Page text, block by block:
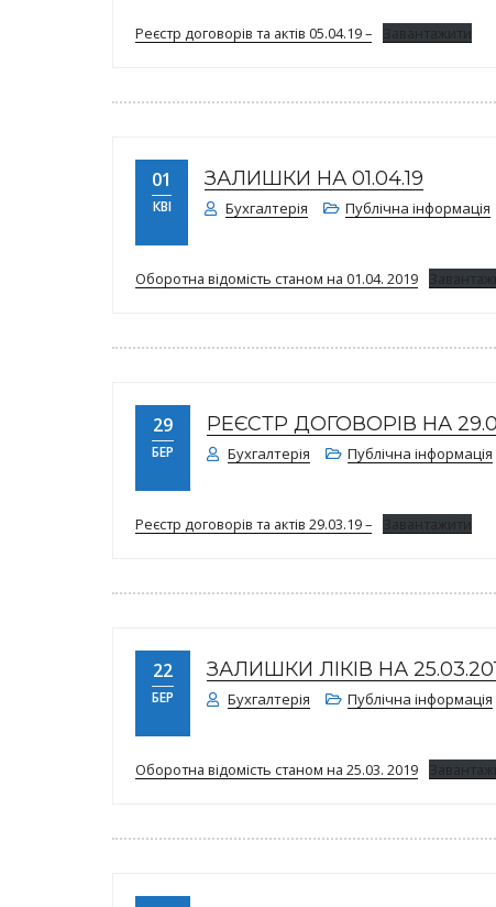
Реєстр договорів та актів 05.04.19 – Завантажити
01
КВІ
ЗАЛИШКИ НА 01.04.19
Бухгалтерія Публічна інформація
Оборотна відомість станом на 01.04. 2019
29
БЕР
РЕЄСТР ДОГОВОРІВ НА
Бухгалтерія Публічна інформація
Реєстр договорів та актів 29.03.19 – Завантажити
22
БЕР
ЗАЛИШКИ ЛІКІВ НА
Бухгалтерія Публічна інформація
Оборотна відомість станом на 25.03. 2019